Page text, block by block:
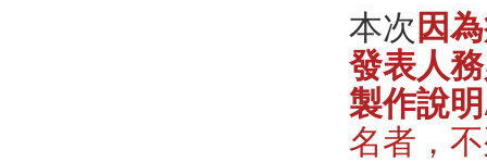
本次 因
發表人
製作說
名者，